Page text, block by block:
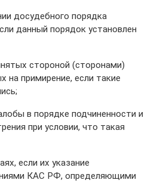
досудебного порядка
данный порядок установлен
стороной (сторонами)
на примирение, если такие
в порядке подчиненности и
при условии, что такая
если их указание
КАС РФ, определяющими